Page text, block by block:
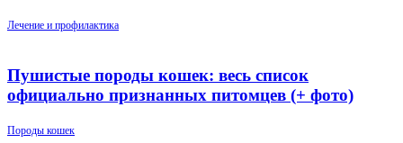
Лечение и профилактика
Пушистые породы кошек: весь список
официально признанных питомцев (+ фото)
Породы кошек